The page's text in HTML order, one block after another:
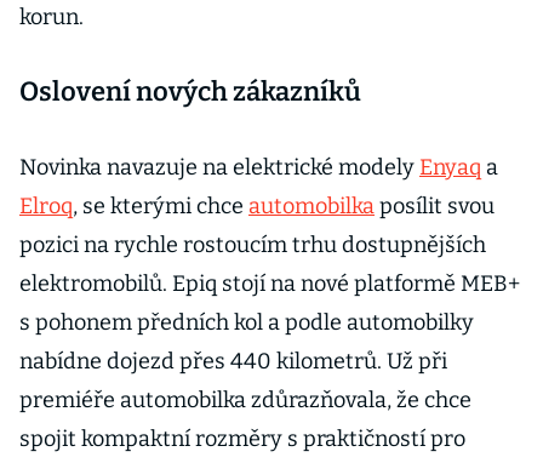
korun.
Oslovení nových zákazníků
Novinka navazuje na elektrické modely Enyaq a
Elroq, se kterými chce automobilkaposílit svou
pozici na rychle rostoucím trhu dostupnějších
elektromobilů. Epiq stojí na nové platformě MEB+
s pohonem předních kol a podle automobilky
nabídne dojezd přes 440 kilometrů. Už při
premiéře automobilka zdůrazňovala, že chce
spojit kompaktní rozměry s praktičností pro